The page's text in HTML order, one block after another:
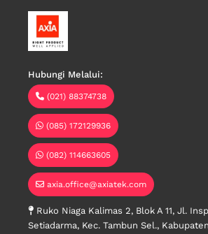
Hubungi Melalui:
(021) 88374738
(085) 172129936
(082) 114663605
axia.office@axiatek.com
Ruko Niaga Kalimas 2, Blok A 11, Jl.
Setiadarma, Kec. Tambun Sel.,